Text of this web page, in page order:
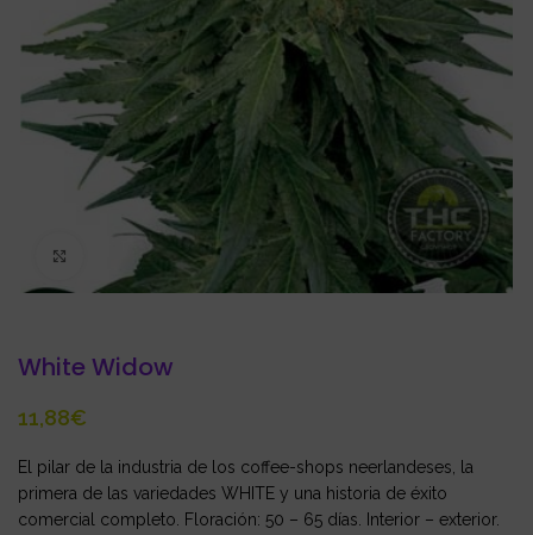
Click to enlarge
White Widow
€
El pilar de la industria de los coffee-shops neerlandeses, la
primera de las variedades WHITE y una historia de éxito
comercial completo. Floración: 50 – 65 días. Interior – exterior.